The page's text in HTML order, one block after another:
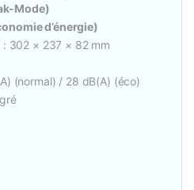
Mode)
d’énergie)
302 × 237 × 82 mm
(normal) / 28 dB(A) (éco)